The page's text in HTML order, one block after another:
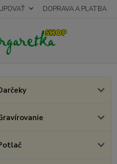
DOPRAVA A PLATBA